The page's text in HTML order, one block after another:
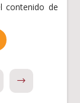
contenido de